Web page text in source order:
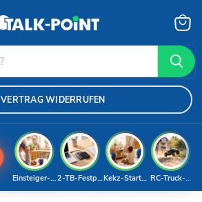
VERTRAG WIDERRUFEN
RC-Truck-Deal
Kekz-Starterset
2-TB-Festplatte
Einsteiger-Handy